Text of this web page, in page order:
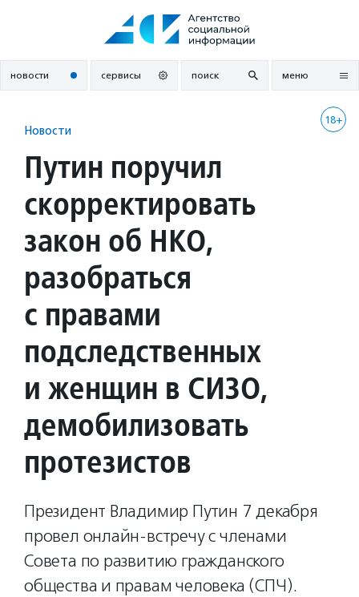
новости сервисы поиск меню
18+
Новости
Путин поручил
скорректировать
закон об НКО,
разобраться
с правами
подследственных
и женщин в СИЗО,
демобилизовать
протезистов
Президент Владимир Путин 7 декабря
провел онлайн-встречу с членами
Совета по развитию гражданского
общества и правам человека (СПЧ).